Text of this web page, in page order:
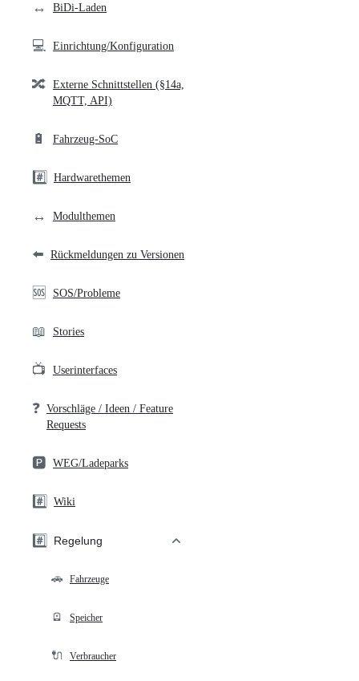
↔️ BiDi-Laden
💻 Einrichtung/Konfiguration
🔀 Externe Schnittstellen (§14a,
MQTT, API)
🔋 Fahrzeug-SoC
#️⃣ Hardwarethemen
↔️ Modulthemen
⬅️ Rückmeldungen zu Versionen
🆘 SOS/Probleme
📖 Stories
📺 Userinterfaces
❓ Vorschläge / Ideen / Feature
Requests
🅿️ WEG/Ladeparks
#️⃣ Wiki
#️⃣ Regelung
🚗 Fahrzeuge
🪫 Speicher
🔌 Verbraucher